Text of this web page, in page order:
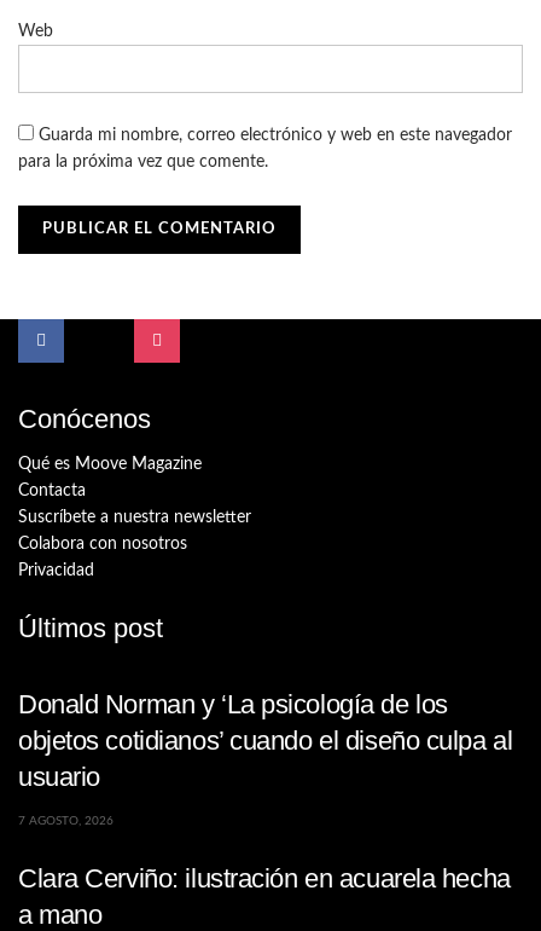
Web
Guarda mi nombre, correo electrónico y web en este navegador
para la próxima vez que comente.
Conócenos
Qué es Moove Magazine
Contacta
Suscríbete a nuestra newsletter
Colabora con nosotros
Privacidad
Últimos post
Donald Norman y ‘La psicología de los
objetos cotidianos’ cuando el diseño culpa al
usuario
7 AGOSTO, 2026
Clara Cerviño: ilustración en acuarela hecha
a mano